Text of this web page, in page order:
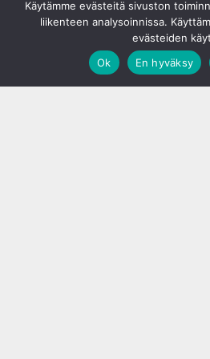
Käytämme evästeitä sivuston
liikenteen analysoinnissa.
evästeiden
Ok
En hyväksy